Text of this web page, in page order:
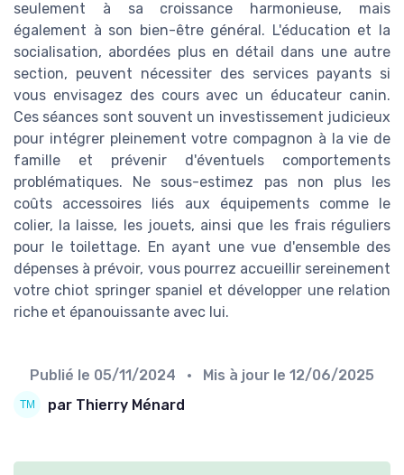
seulement à sa croissance harmonieuse, mais
également à son bien-être général. L'éducation et la
socialisation, abordées plus en détail dans une autre
section, peuvent nécessiter des services payants si
vous envisagez des cours avec un éducateur canin.
Ces séances sont souvent un investissement judicieux
pour intégrer pleinement votre compagnon à la vie de
famille et prévenir d'éventuels comportements
problématiques. Ne sous-estimez pas non plus les
coûts accessoires liés aux équipements comme le
colier, la laisse, les jouets, ainsi que les frais réguliers
pour le toilettage. En ayant une vue d'ensemble des
dépenses à prévoir, vous pourrez accueillir sereinement
votre chiot springer spaniel et développer une relation
riche et épanouissante avec lui.
Publié le 05/11/2024 • Mis à jour le 12/06/2025
par Thierry Ménard